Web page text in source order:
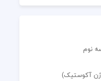
نوم
آکوستیک)